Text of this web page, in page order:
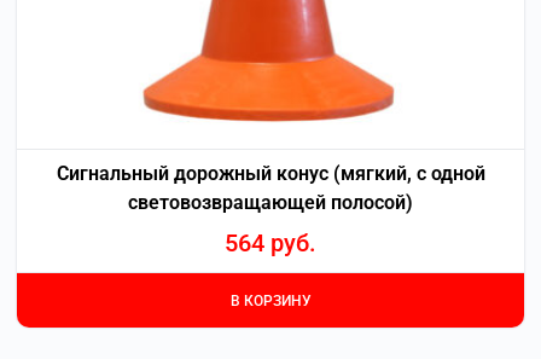
Сигнальный дорожный конус (мягкий, с одной
световозвращающей полосой)
564 руб.
В КОРЗИНУ